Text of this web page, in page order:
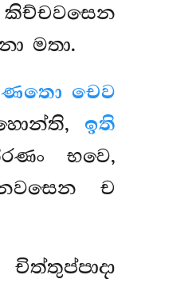
කිච්චවසෙන
මතා.
චෙව
ඉති
භවෙ,
ච